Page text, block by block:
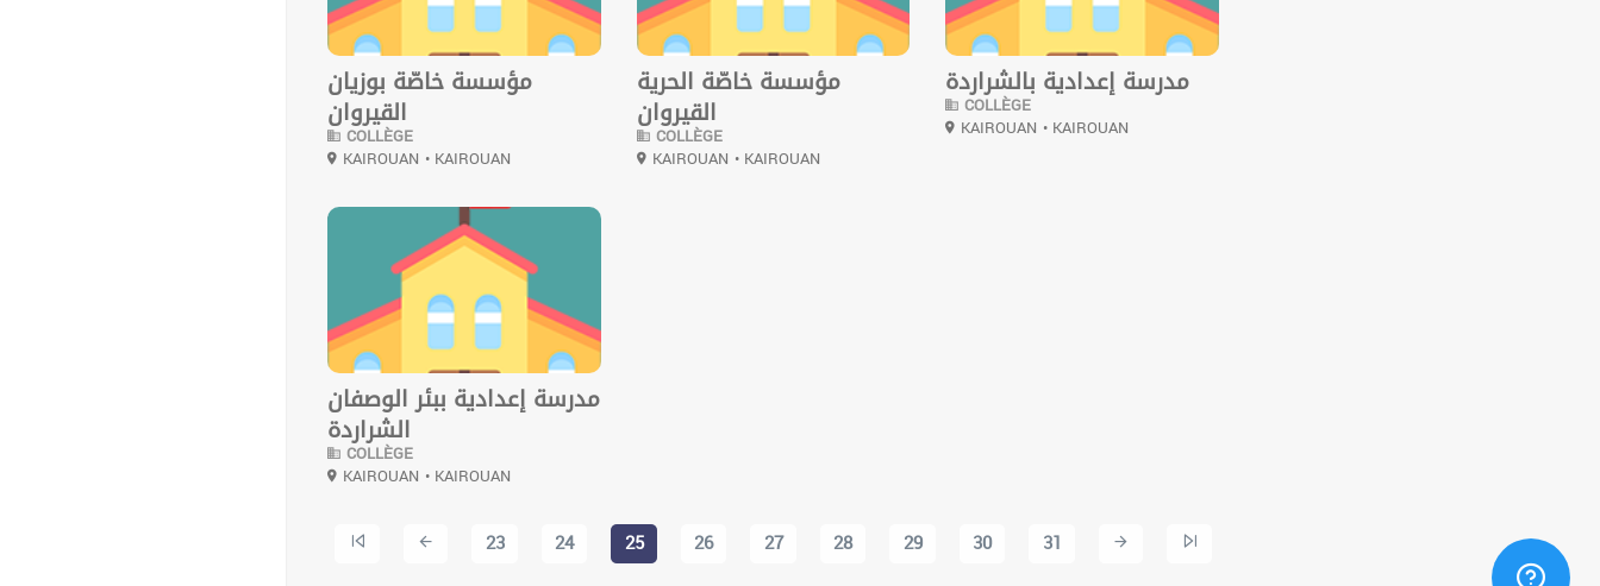
مؤسسة خاصّة بوزيان
القيروان
COLLÈGE
KAIROUAN • KAIROUAN
مؤسسة خاصّة الحرية
القيروان
COLLÈGE
KAIROUAN • KAIROUAN
مدرسة إعدادية بالشراردة
COLLÈGE
KAIROUAN • KAIROUAN
مدرسة إعدادية ببئر الوصفان
الشراردة
COLLÈGE
KAIROUAN • KAIROUAN
23 24 25 26 27 28 29 30 31